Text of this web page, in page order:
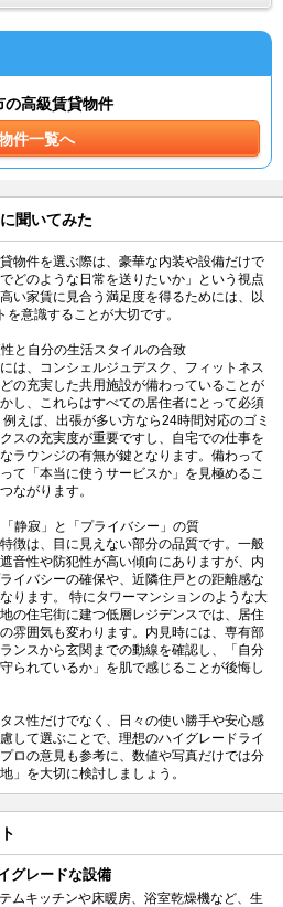
の高級賃貸物件
件一覧へ
聞いてみた
物件を選ぶ際は、豪華な内装や設備だけで
どのような日常を送りたいか」という視点
い家賃に見合う満足度を得るためには、以
を意識することが大切です。
と自分の生活スタイルの合致
は、コンシェルジュデスク、フィットネス
の充実した共用施設が備わっていることが
し、これらはすべての居住者にとって必須
えば、出張が多い方なら24時間対応のゴミ
スの充実度が重要ですし、自宅での仕事を
ラウンジの有無が鍵となります。備わって
て「本当に使うサービスか」を見極めるこ
ながります。
静寂」と「プライバシー」の質
徴は、目に見えない部分の品質です。一般
音性や防犯性が高い傾向にありますが、内
イバシーの確保や、近隣住戸との距離感な
ります。 特にタワーマンションのような大
の住宅街に建つ低層レジデンスでは、居住
雰囲気も変わります。内見時には、専有部
ンスから玄関までの動線を確認し、「自分
られているか」を肌で感じることが後悔し
ス性だけでなく、日々の使い勝手や安心感
して選ぶことで、理想のハイグレードライ
ロの意見も参考に、数値や写真だけでは分
」を大切に検討しましょう。
グレードな設備
ムキッチンや床暖房、浴室乾燥機など、生